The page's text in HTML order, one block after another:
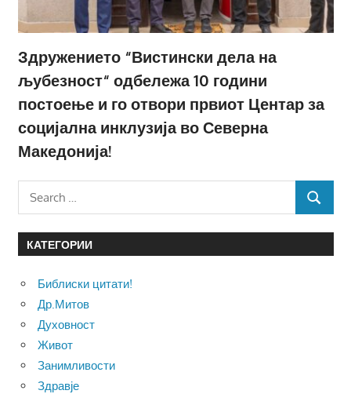
Здружението “Вистински дела на
љубезност“ одбележа 10 години
постоење и го отвори првиот Центар за
социјална инклузија во Северна
Македонија!
Search
for:
SEARCH
КАТЕГОРИИ
Библиски цитати!
Др.Митов
Духовност
Живот
Занимливости
Здравје